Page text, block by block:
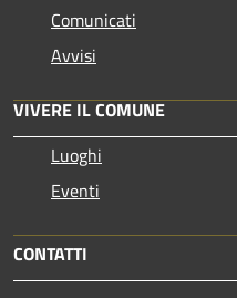
Comunicati
Avvisi
VIVERE IL COMUNE
Luoghi
Eventi
CONTATTI